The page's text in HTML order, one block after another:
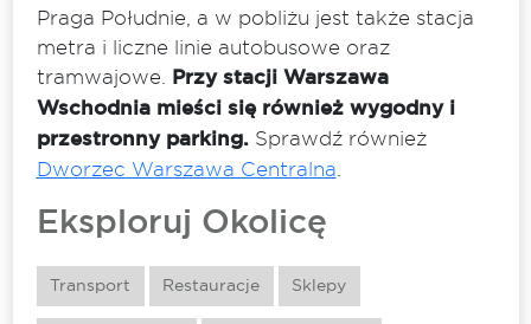
Praga Południe, a w pobliżu jest także stacja
metra i liczne linie autobusowe oraz
tramwajowe. Przy stacji Warszawa
Wschodnia mieści się również wygodny i
przestronny parking.Sprawdź również
Dworzec Warszawa Centralna
Eksploruj Okolicę
Transport Restauracje Sklepy